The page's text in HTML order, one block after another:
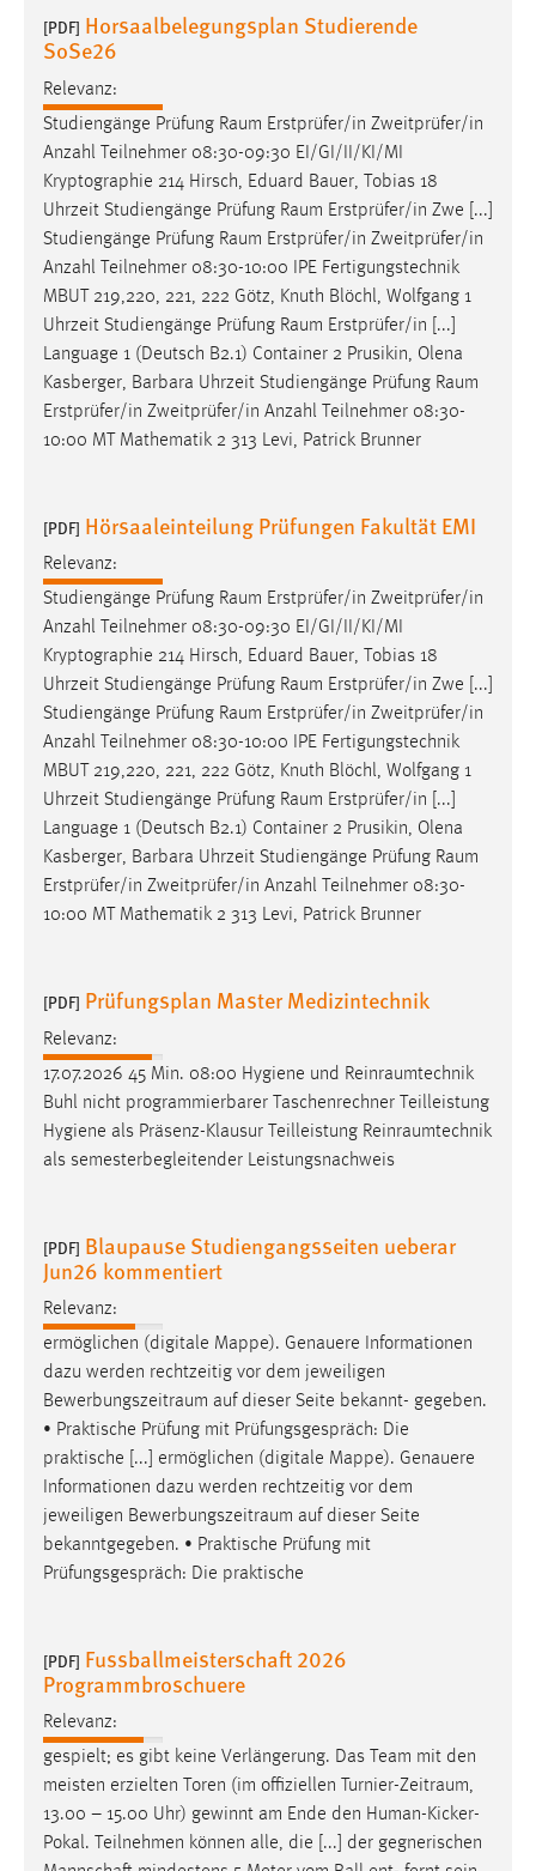
[PDF] Horsaalbelegungsplan Studierende
SoSe26
Relevanz:
Studiengänge Prüfung Raum Erstprüfer/in Zweitprüfer/in
Anzahl Teilnehmer 08:30-09:30 EI/GI/II/KI/MI
Kryptographie 214 Hirsch, Eduard Bauer, Tobias 18
Uhrzeit Studiengänge Prüfung Raum Erstprüfer/in Zwe [...]
Studiengänge Prüfung Raum Erstprüfer/in Zweitprüfer/in
Anzahl Teilnehmer 08:30-10:00 IPE Fertigungstechnik
MBUT 219,220, 221, 222 Götz, Knuth Blöchl, Wolfgang 1
Uhrzeit Studiengänge Prüfung Raum Erstprüfer/in [...]
Language 1 (Deutsch B2.1) Container 2 Prusikin, Olena
Kasberger, Barbara Uhrzeit Studiengänge Prüfung Raum
Erstprüfer/in Zweitprüfer/in Anzahl Teilnehmer 08:30-
10:00 MT Mathematik 2 313 Levi, Patrick Brunner
[PDF] Hörsaaleinteilung Prüfungen Fakultät EMI
Relevanz:
Studiengänge Prüfung Raum Erstprüfer/in Zweitprüfer/in
Anzahl Teilnehmer 08:30-09:30 EI/GI/II/KI/MI
Kryptographie 214 Hirsch, Eduard Bauer, Tobias 18
Uhrzeit Studiengänge Prüfung Raum Erstprüfer/in Zwe [...]
Studiengänge Prüfung Raum Erstprüfer/in Zweitprüfer/in
Anzahl Teilnehmer 08:30-10:00 IPE Fertigungstechnik
MBUT 219,220, 221, 222 Götz, Knuth Blöchl, Wolfgang 1
Uhrzeit Studiengänge Prüfung Raum Erstprüfer/in [...]
Language 1 (Deutsch B2.1) Container 2 Prusikin, Olena
Kasberger, Barbara Uhrzeit Studiengänge Prüfung Raum
Erstprüfer/in Zweitprüfer/in Anzahl Teilnehmer 08:30-
10:00 MT Mathematik 2 313 Levi, Patrick Brunner
[PDF] Prüfungsplan Master Medizintechnik
Relevanz:
17.07.2026 45 Min. 08:00 Hygiene und Reinraumtechnik
Buhl nicht programmierbarer Taschenrechner Teilleistung
Hygiene als Präsenz-Klausur Teilleistung Reinraumtechnik
als semesterbegleitender Leistungsnachweis
[PDF] Blaupause Studiengangsseiten ueberar
Jun26 kommentiert
Relevanz:
ermöglichen (digitale Mappe). Genauere Informationen
dazu werden rechtzeitig vor dem jeweiligen
Bewerbungszeitraum auf dieser Seite bekannt- gegeben.
• Praktische Prüfung mit Prüfungsgespräch: Die
praktische [...] ermöglichen (digitale Mappe). Genauere
Informationen dazu werden rechtzeitig vor dem
jeweiligen Bewerbungszeitraum auf dieser Seite
bekanntgegeben. • Praktische Prüfung mit
Prüfungsgespräch: Die praktische
[PDF] Fussballmeisterschaft 2026
Programmbroschuere
Relevanz:
gespielt; es gibt keine Verlängerung. Das Team mit den
meisten erzielten Toren (im offiziellen Turnier-Zeitraum,
13.00 – 15.00 Uhr) gewinnt am Ende den Human-Kicker-
Pokal. Teilnehmen können alle, die [...] der gegnerischen
Conversion-Tracking
3 Monate
Facebook Pixel
Name:
_fbp
Anbieter:
Facebook
Zweck:
Conversion-Tracking
Cookie Laufzeit:
3 Monate
EXTERNE MEDIEN
Um Inhalte von Videoplattformen und Social Media
Plattformen anzeigen zu können, werden von diesen
externen Medien Cookies gesetzt.
YouTube
Vimeo